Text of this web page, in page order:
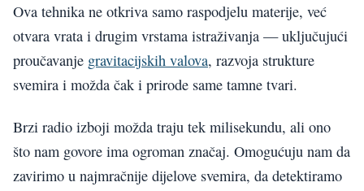
Ova tehnika ne otkriva samo raspodjelu materije, već
otvara vrata i drugim vrstama istraživanja — uključujući
proučavanje gravitacijskih valova, razvoja strukture
svemira i možda čak i prirode same tamne tvari.
Brzi radio izboji možda traju tek milisekundu, ali ono
što nam govore ima ogroman značaj. Omogućuju nam da
zavirimo u najmračnije dijelove svemira, da detektiramo